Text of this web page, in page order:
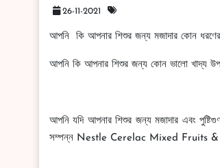
26-11-2021
আপনি কি আপনার শিশুর জন্য মজাদার কোন ধরণের
আপনি কি আপনার শিশুর জন্য কোন ভালো খাদ্য
আপনি যদি আপনার শিশুর জন্য মজাদার এবং
সম্পন্ন Nestle Cerelac Mixed Fruits